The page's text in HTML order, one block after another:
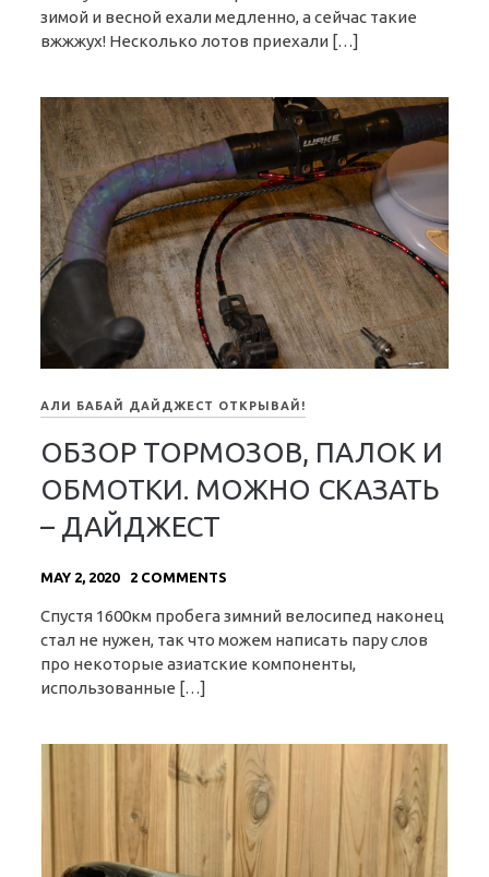
зимой и весной ехали медленно, а сейчас такие
вжжжух! Несколько лотов приехали […]
АЛИ БАБАЙ ДАЙДЖЕСТ ОТКРЫВАЙ!
ОБЗОР ТОРМОЗОВ, ПАЛОК И
ОБМОТКИ. МОЖНО СКАЗАТЬ
– ДАЙДЖЕСТ
MAY 2, 2020 2 COMMENTS
Спустя 1600км пробега зимний велосипед наконец
стал не нужен, так что можем написать пару слов
про некоторые азиатские компоненты,
использованные […]